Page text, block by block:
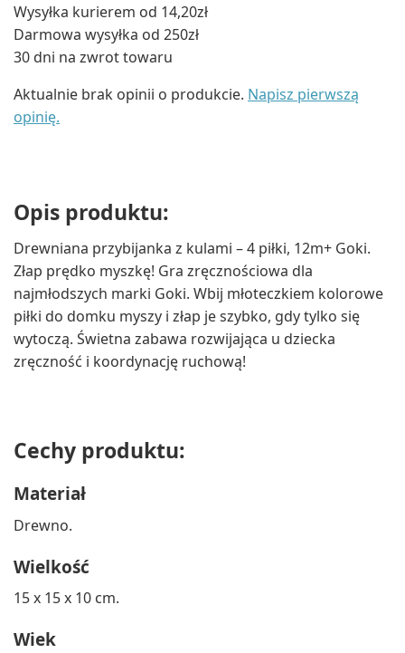
Wysyłka kurierem od 14,20zł
Darmowa wysyłka od 250zł
30 dni na zwrot towaru
Aktualnie brak opinii o produkcie. Napisz pierwszą
opinię.
Opis produktu:
Drewniana przybijanka z kulami – 4 piłki, 12m+ Goki.
Złap prędko myszkę! Gra zręcznościowa dla
najmłodszych marki Goki. Wbij młoteczkiem kolorowe
piłki do domku myszy i złap je szybko, gdy tylko się
wytoczą. Świetna zabawa rozwijająca u dziecka
zręczność i koordynację ruchową!
Cechy produktu:
Materiał
Drewno.
Wielkość
15 x 15 x 10 cm.
Wiek